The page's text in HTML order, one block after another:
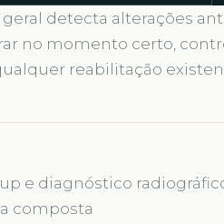
detecta alterações
no momento certo,
reabilitação
e diagnóstico
composta